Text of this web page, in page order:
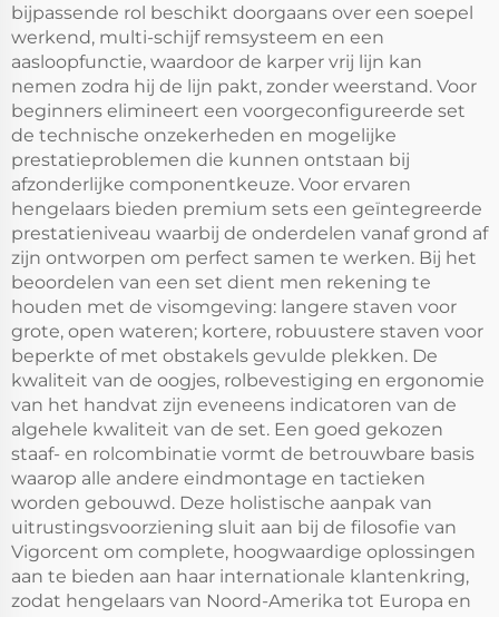
bijpassende rol beschikt doorgaans over een soepel
werkend, multi-schijf remsysteem en een
aasloopfunctie, waardoor de karper vrij lijn kan
nemen zodra hij de lijn pakt, zonder weerstand. Voor
beginners elimineert een voorgeconfigureerde set
de technische onzekerheden en mogelijke
prestatieproblemen die kunnen ontstaan bij
afzonderlijke componentkeuze. Voor ervaren
hengelaars bieden premium sets een geïntegreerde
prestatieniveau waarbij de onderdelen vanaf grond af
zijn ontworpen om perfect samen te werken. Bij het
beoordelen van een set dient men rekening te
houden met de visomgeving: langere staven voor
grote, open wateren; kortere, robuustere staven voor
beperkte of met obstakels gevulde plekken. De
kwaliteit van de oogjes, rolbevestiging en ergonomie
van het handvat zijn eveneens indicatoren van de
algehele kwaliteit van de set. Een goed gekozen
staaf- en rolcombinatie vormt de betrouwbare basis
waarop alle andere eindmontage en tactieken
worden gebouwd. Deze holistische aanpak van
uitrustingsvoorziening sluit aan bij de filosofie van
Vigorcent om complete, hoogwaardige oplossingen
aan te bieden aan haar internationale klantenkring,
zodat hengelaars van Noord-Amerika tot Europa en